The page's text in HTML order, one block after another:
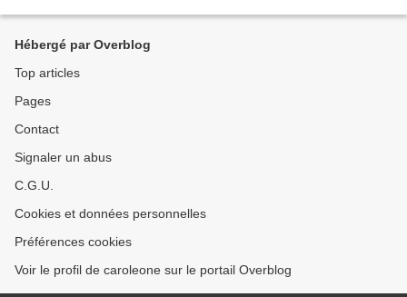
Hébergé par Overblog
Top articles
Pages
Contact
Signaler un abus
C.G.U.
Cookies et données personnelles
Préférences cookies
Voir le profil de caroleone sur le portail Overblog